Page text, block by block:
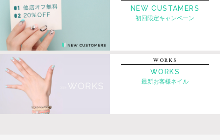
NEW CUSTAMERS
初回限定キャンペーン
WORKS
WORKS
最新お客様ネイル